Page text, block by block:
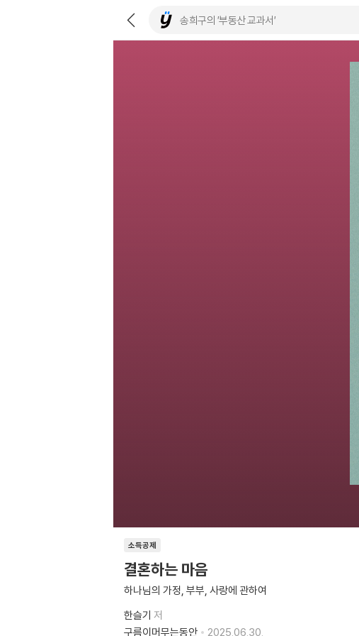
소득공제
결혼하는 마음
하나님의 가정, 부부, 사랑에 관하여
한슬기 저
구름이머무는동안
2025.06.30.